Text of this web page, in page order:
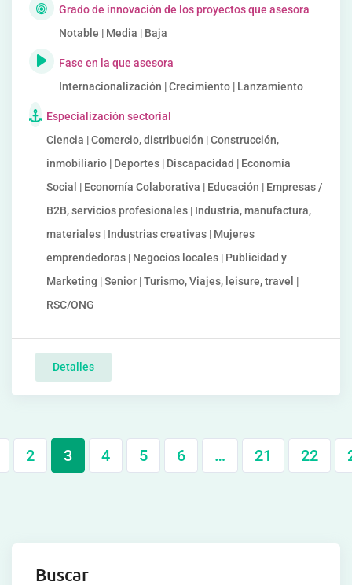
Grado de innovación de los proyectos que asesora
Notable | Media | Baja
Fase en la que asesora
Internacionalización | Crecimiento | Lanzamiento
Especialización sectorial
Ciencia | Comercio, distribución | Construcción,
inmobiliario | Deportes | Discapacidad | Economía
Social | Economía Colaborativa | Educación | Empresas /
B2B, servicios profesionales | Industria, manufactura,
materiales | Industrias creativas | Mujeres
emprendedoras | Negocios locales | Publicidad y
Marketing | Senior | Turismo, Viajes, leisure, travel |
RSC/ONG
Detalles
2 3 4 5 6 … 21 22
Buscar